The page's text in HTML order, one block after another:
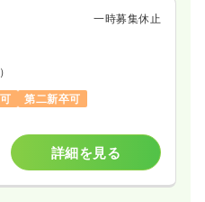
一時募集休止
第二新卒可
詳細を見る